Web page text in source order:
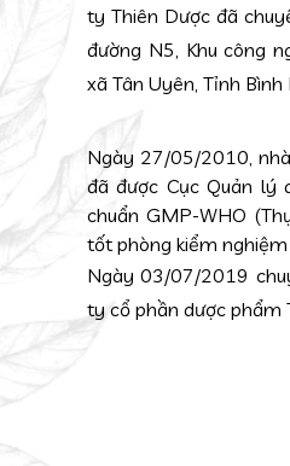
ty Thiên Dược đã
đường N5, Khu công
xã Tân Uyên, Tỉnh Bình
Ngày 27/05/2010,
đã được Cục Quản lý
chuẩn GMP-WHO
tốt phòng kiểm
Ngày 03/07/2019
ty cổ phần dược phẩm